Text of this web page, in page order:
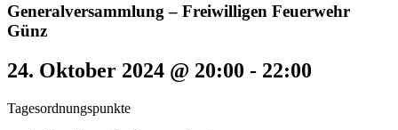
Generalversammlung – Freiwilligen Feuerwehr
Günz
24. Oktober 2024 @ 20:00 - 22:00
Tagesordnungspunkte